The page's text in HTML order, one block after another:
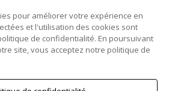
pour améliorer votre expérience en
et l'utilisation des cookies sont
de confidentialité. En poursuivant
site, vous acceptez notre politique de